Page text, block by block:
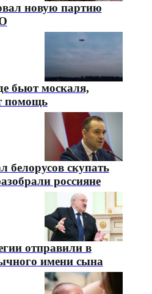
новую партию
бьют москаля,
помощь
белорусов скупать
россияне
отправили в
имени сына